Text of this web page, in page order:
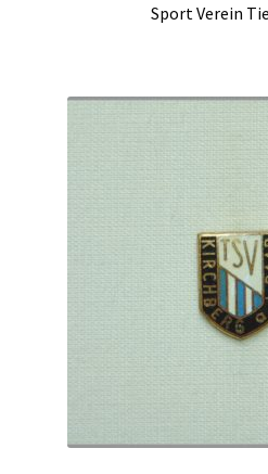
Sport Verein